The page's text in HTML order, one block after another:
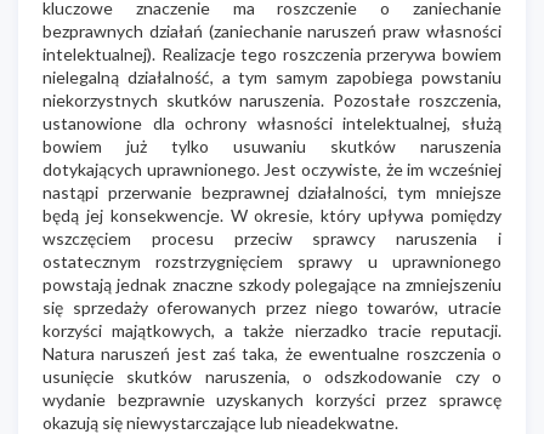
kluczowe znaczenie ma roszczenie o zaniechanie
bezprawnych działań (zaniechanie naruszeń praw własności
intelektualnej). Realizacje tego roszczenia przerywa bowiem
nielegalną działalność, a tym samym zapobiega powstaniu
niekorzystnych skutków naruszenia. Pozostałe roszczenia,
ustanowione dla ochrony własności intelektualnej, służą
bowiem już tylko usuwaniu skutków naruszenia
dotykających uprawnionego. Jest oczywiste, że im wcześniej
nastąpi przerwanie bezprawnej działalności, tym mniejsze
będą jej konsekwencje. W okresie, który upływa pomiędzy
wszczęciem procesu przeciw sprawcy naruszenia i
ostatecznym rozstrzygnięciem sprawy u uprawnionego
powstają jednak znaczne szkody polegające na zmniejszeniu
się sprzedaży oferowanych przez niego towarów, utracie
korzyści majątkowych, a także nierzadko tracie reputacji.
Natura naruszeń jest zaś taka, że ewentualne roszczenia o
usunięcie skutków naruszenia, o odszkodowanie czy o
wydanie bezprawnie uzyskanych korzyści przez sprawcę
okazują się niewystarczające lub nieadekwatne.